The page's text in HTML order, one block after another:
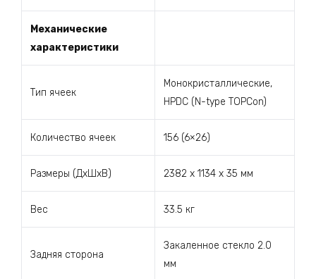
Механические
характеристики
Тип ячеек
Монокристаллические,
HPDC (N-type TOPCon)
Количество ячеек 156 (6×26)
Размеры (ДxШxВ) 2382 x 1134 x 35 мм
Вес 33.5 кг
Задняя сторона
Закаленное стекло 2.0
мм